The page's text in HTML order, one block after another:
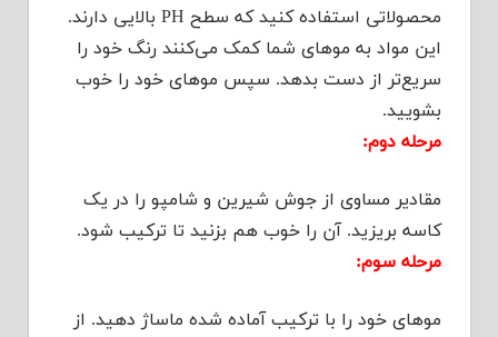
محصولاتی استفاده کنید که سطح PH بالایی دارند.
این مواد به موهای شما کمک می‌کنند رنگ خود را
سریع‌تر از دست بدهد. سپس موهای خود را خوب
بشویید.
مرحله دوم:
مقادیر مساوی از جوش شیرین و شامپو را در یک
کاسه بریزید. آن را خوب هم بزنید تا ترکیب شود.
مرحله سوم:
موهای خود را با ترکیب آماده شده ماساژ دهید. از